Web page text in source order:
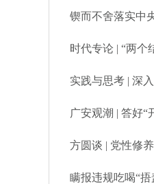
锲而不舍落实中
时代专论 | “两个
实践与思考 | 深
广安观潮 | 答好“
方圆谈 | 党性修
瞒报违规吃喝“